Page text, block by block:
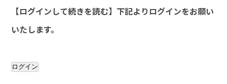
【ログインして続きを読む】下記よりログインをお願い
いたします。
ログイン